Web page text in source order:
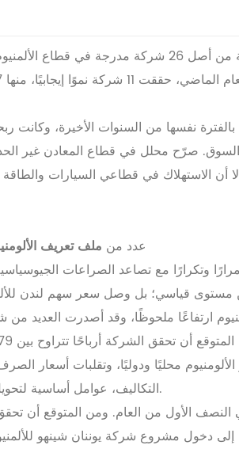
نفسها من السنوات الأخيرة، وكانت
صرّح محلل في قطاع المعادن غير
أن الاستهلاك في قطاعي السيارات
عدد من ملف تعريف
منذ النصف الأول من عام 2022، تزامن الوباء مرارًا وتكرارًا
محليًا ودوليًا، وتقلبات أسعار
التكاليف، عوامل أساسية لتحويل الخسائر إلى أرباح للشركة في النصف الأول من عام 2022.